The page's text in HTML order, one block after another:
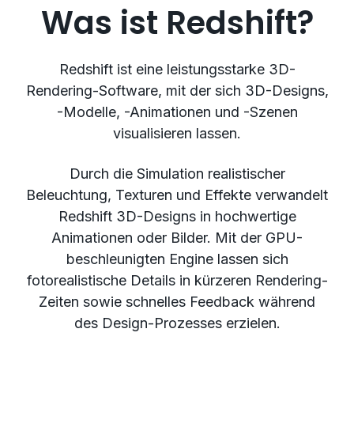
Was ist Redshift?
Redshift ist eine leistungsstarke 3D-
Rendering-Software, mit der sich 3D-Designs,
-Modelle, -Animationen und -Szenen
visualisieren lassen.
Durch die Simulation realistischer
Beleuchtung, Texturen und Effekte verwandelt
Redshift 3D-Designs in hochwertige
Animationen oder Bilder. Mit der GPU-
beschleunigten Engine lassen sich
fotorealistische Details in kürzeren Rendering-
Zeiten sowie schnelles Feedback während
des Design-Prozesses erzielen.